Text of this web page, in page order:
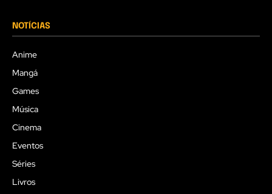
NOTÍCIAS
Anime
Mangá
Games
Música
Cinema
Eventos
Séries
Livros